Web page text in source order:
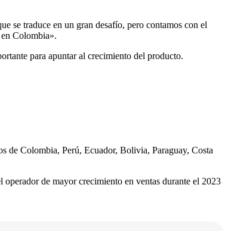
se traduce en un gran desafío, pero contamos con el
Colombia».
para apuntar al crecimiento del producto.
de Colombia, Perú, Ecuador, Bolivia, Paraguay, Costa
de mayor crecimiento en ventas durante el 2023